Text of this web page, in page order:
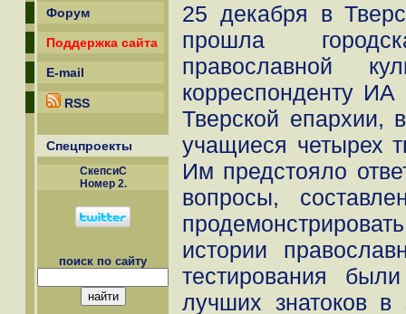
Форум
Поддержка сайта
E-mail
RSS
Спецпроекты
СкепсиС
Номер 2.
поиск по сайту
25 декабря в
прошла
православной
корреспонденту
Тверской епархии,
учащиеся четырех
Им предстояло
вопросы,
истории
тестирования
лучших знатоков в